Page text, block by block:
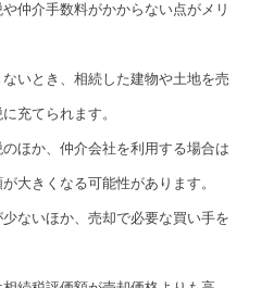
仲介手数料がかからない点がメリ
いとき、相続した建物や土地を売
充てられます。
ほか、仲介会社を利用する場合は
大きくなる可能性があります。
ないほか、売却で必要な買い手を